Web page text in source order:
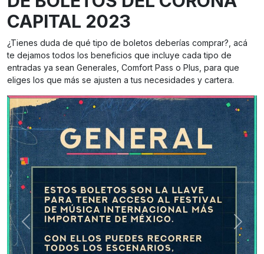
CAPITAL 2023
¿Tienes duda de qué tipo de boletos deberías comprar?, acá
te dejamos todos los beneficios que incluye cada tipo de
entradas ya sean Generales, Comfort Pass o Plus, para que
eliges los que más se ajusten a tus necesidades y cartera.
Beneficios de cada tipo de boleto para el Corona Capital 2023. Foto: TW
Corona Capital.